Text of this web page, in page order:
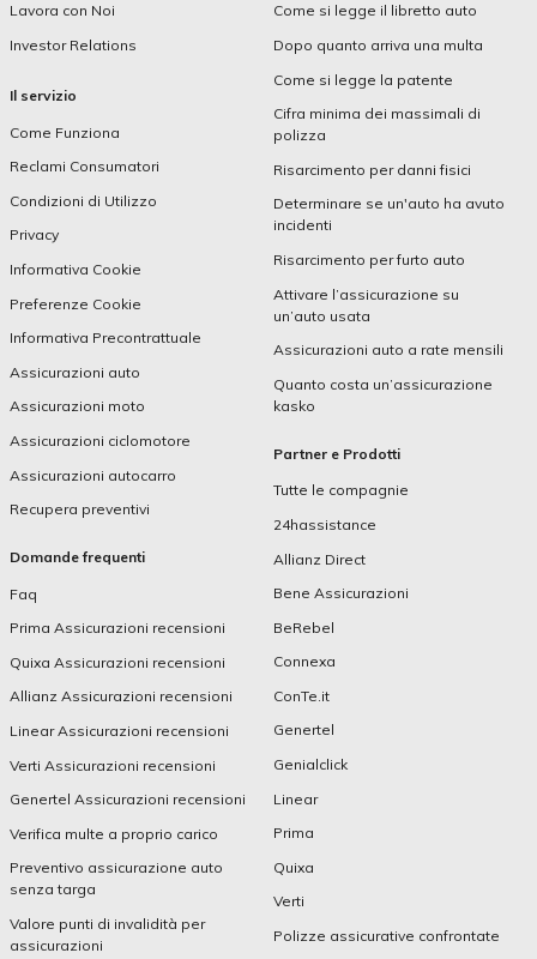
Lavora con Noi
Investor Relations
Il servizio
Come Funziona
Reclami Consumatori
Condizioni di Utilizzo
Privacy
Informativa Cookie
Preferenze Cookie
Informativa Precontrattuale
Assicurazioni auto
Assicurazioni moto
Assicurazioni ciclomotore
Assicurazioni autocarro
Recupera preventivi
Domande frequenti
Faq
Prima Assicurazioni recensioni
Quixa Assicurazioni recensioni
Allianz Assicurazioni recensioni
Linear Assicurazioni recensioni
Verti Assicurazioni recensioni
Genertel Assicurazioni recensioni
Verifica multe a proprio carico
Preventivo assicurazione auto
senza targa
Valore punti di invalidità per
assicurazioni
Come si legge il libretto auto
Dopo quanto arriva una multa
Come si legge la patente
Cifra minima dei massimali di
polizza
Risarcimento per danni fisici
Determinare se un'auto ha avuto
incidenti
Risarcimento per furto auto
Attivare l’assicurazione su
un’auto usata
Assicurazioni auto a rate mensili
Quanto costa un’assicurazione
kasko
Partner e Prodotti
Tutte le compagnie
24hassistance
Allianz Direct
Bene Assicurazioni
BeRebel
Connexa
ConTe.it
Genertel
Genialclick
Linear
Prima
Quixa
Verti
Polizze assicurative confrontate